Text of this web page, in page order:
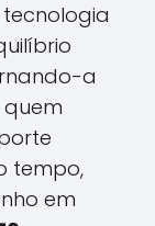
a
tempo,
em